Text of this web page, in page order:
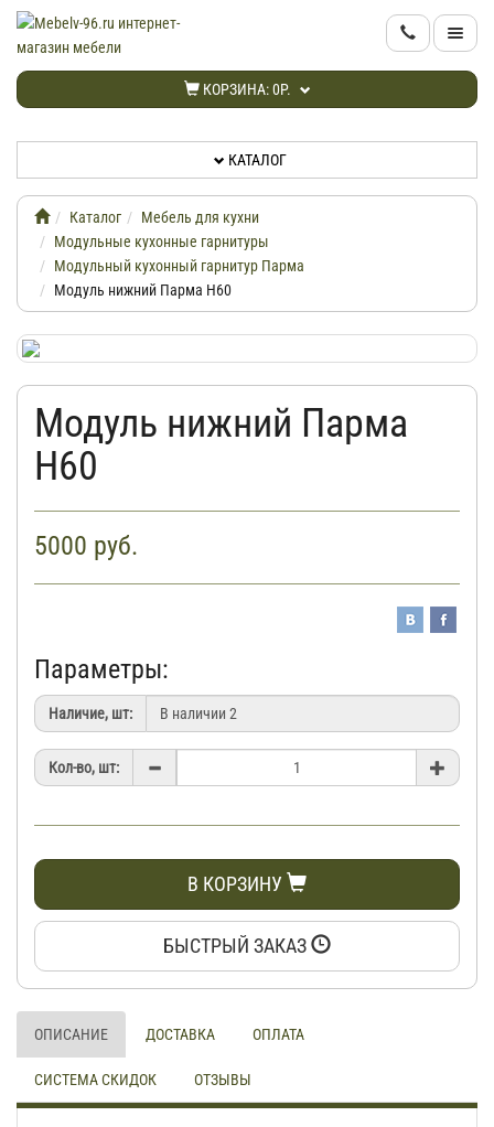
КОРЗИНА:0Р.
КАТАЛОГ
НОВИНКИ
ИНФОРМАЦИЯ
ДОСТАВКА
КАБИНЕТ
КОНТАКТЫ
КАТАЛОГ
Каталог
Мебель для кухни
Модульные кухонные гарнитуры
Модульный кухонный гарнитур Парма
Модуль нижний Парма Н60
Модуль нижний Парма
Н60
5000 руб.
Параметры:
Наличие, шт:
Кол-во, шт:
В КОРЗИНУ
БЫСТРЫЙ ЗАКАЗ
ОПИСАНИЕ ДОСТАВКА ОПЛАТА
СИСТЕМА СКИДОК ОТЗЫВЫ